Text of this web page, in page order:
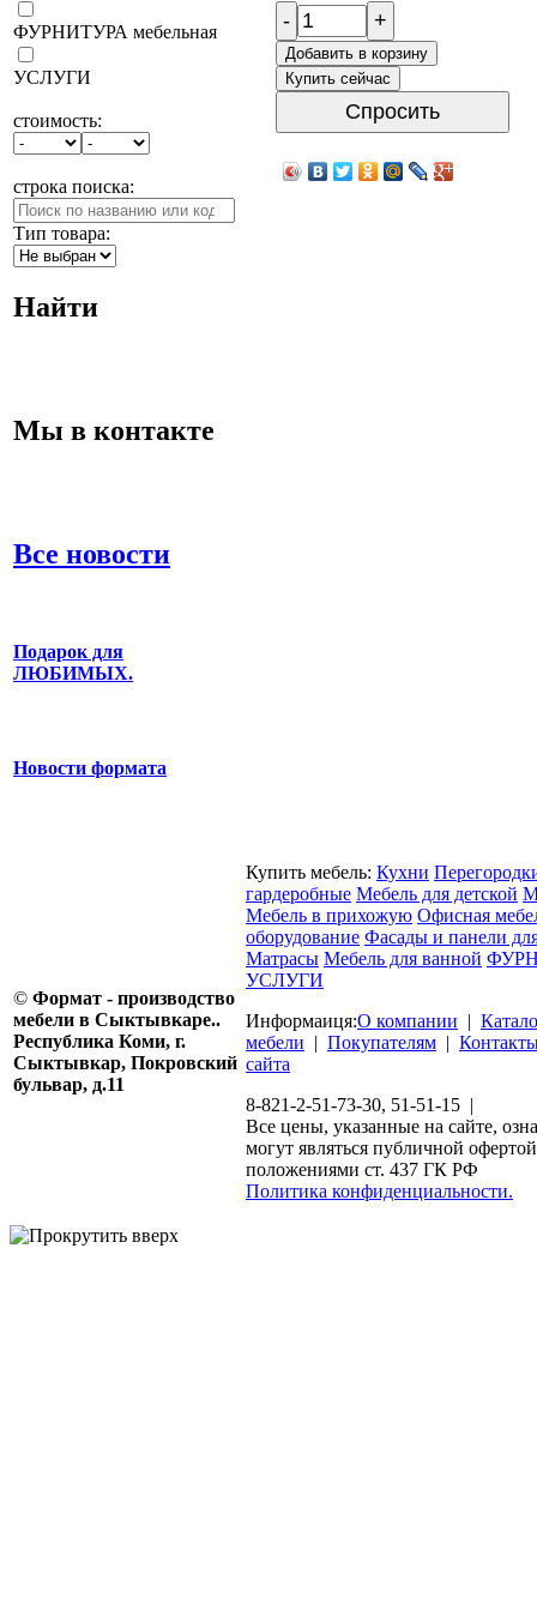
ФУРНИТУРА мебельная
УСЛУГИ
стоимость:
строка поиска:
Тип товара:
Найти
Мы в контакте
Все новости
Подарок для
ЛЮБИМЫХ.
Новости формата
- +
Добавить в корзину
Купить сейчас
Спросить
© Формат - производство
мебели в Сыктывкаре..
Республика Коми, г.
Сыктывкар, Покровский
бульвар, д.11
Купить мебель: Кухни
гардеробные Мебель для детской
Мебель в прихожую Офисная
оборудование Фасады и панели
Матрасы Мебель для ванной
УСЛУГИ
Информаиця:О компании |
мебели | Покупателям |
сайта
8-821-2-51-73-30, 51-51-15 |
Все цены, указанные на сайте,
могут являться публичной
положениями ст. 437 ГК РФ
Политика конфиденциальности.